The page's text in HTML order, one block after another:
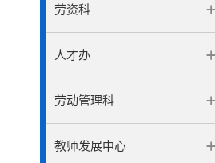
劳资科
人才办
劳动管理科
教师发展中心